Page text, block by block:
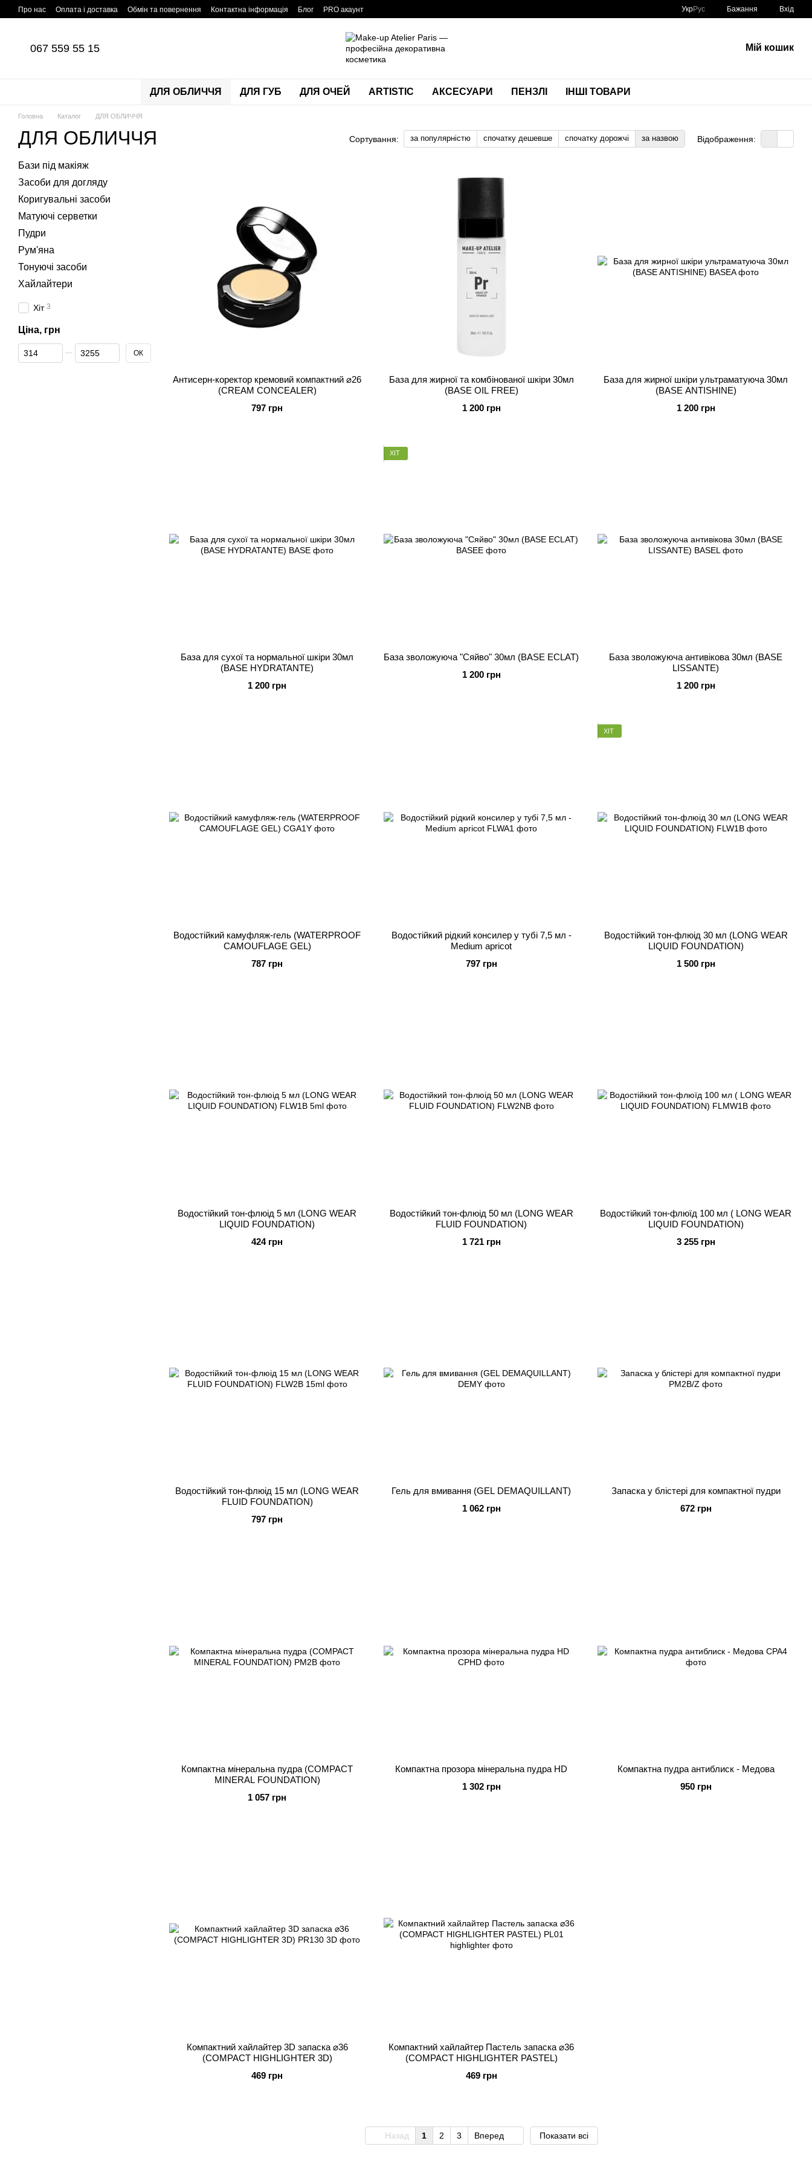
Перейти до основного контенту
Про нас Оплата і доставка Обмін та повернення Контактна інформація Блог PRO акаунт УкрРус Бажання Вхід
067 559 55 15 Мій кошик
ДЛЯ ОБЛИЧЧЯ ДЛЯ ГУБ ДЛЯ ОЧЕЙ ARTISTIC АКСЕСУАРИ ПЕНЗЛІ ІНШІ ТОВАРИ
Головна Каталог ДЛЯ ОБЛИЧЧЯ
ДЛЯ ОБЛИЧЧЯ Сортування: за популярністю спочатку дешевше спочатку дорожчі за назвою Відображення:
Антисерн-коректор кремовий компактний ⌀26
(CREAM CONCEALER)
797 грн
База для жирної та комбінованої шкіри 30мл
(BASE OIL FREE)
1 200 грн
База для жирної шкіри ультраматуюча 30мл
(BASE ANTISHINE)
1 200 грн
База для сухої та нормальної шкіри 30мл
(BASE HYDRATANTE)
1 200 грн
ХІТ
База зволожуюча "Сяйво" 30мл (BASE ECLAT)
1 200 грн
База зволожуюча антивікова 30мл (BASE
LISSANTE)
1 200 грн
Водостійкий камуфляж-гель (WATERPROOF
CAMOUFLAGE GEL)
787 грн
Водостійкий рідкий консилер у тубі 7,5 мл -
Medium apricot
797 грн
ХІТ
Водостійкий тон-флюід 30 мл (LONG WEAR
LIQUID FOUNDATION)
1 500 грн
Водостійкий тон-флюід 5 мл (LONG WEAR
LIQUID FOUNDATION)
424 грн
Водостійкий тон-флюід 50 мл (LONG WEAR
FLUID FOUNDATION)
1 721 грн
Водостійкий тон-флюїд 100 мл ( LONG WEAR
LIQUID FOUNDATION)
3 255 грн
Водостійкий тон-флюід 15 мл (LONG WEAR
FLUID FOUNDATION)
797 грн
Гель для вмивання (GEL DEMAQUILLANT)
1 062 грн
Запаска у блістері для компактнoї пудри
672 грн
Компактна мінеральна пудра (COMPACT
MINERAL FOUNDATION)
1 057 грн
Компактна прозора мінеральна пудра HD
1 302 грн
Компактна пудра антиблиск - Медова
950 грн
Компактний хайлайтер 3D запаска ⌀36
(COMPACT HIGHLIGHTER 3D)
469 грн
Компактний хайлайтер Пастель запаска ⌀36
(COMPACT HIGHLIGHTER PASTEL)
469 грн
Назад 1 2 3 Вперед Показати всі
Бази під макіяж
Засоби для догляду
Коригувальні засоби
Матуючі серветки
Пудри
Рум'яна
Тонуючі засоби
Хайлайтери
Хіт 3
Ціна, грн
Від Ціна, грн
До Ціна, грн ОК